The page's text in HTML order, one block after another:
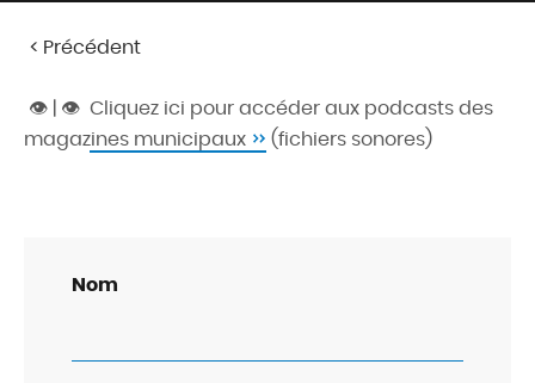
Précédent
👁 | 👁 Cliquez ici pour accéder aux podcasts des
magazines municipaux
(fichiers sonores)
attachée
Nom